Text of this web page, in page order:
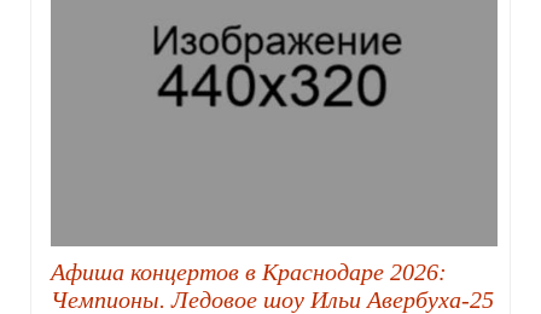
Афиша концертов в Краснодаре 2026:
Чемпионы. Ледовое шоу Ильи Авербуха-25